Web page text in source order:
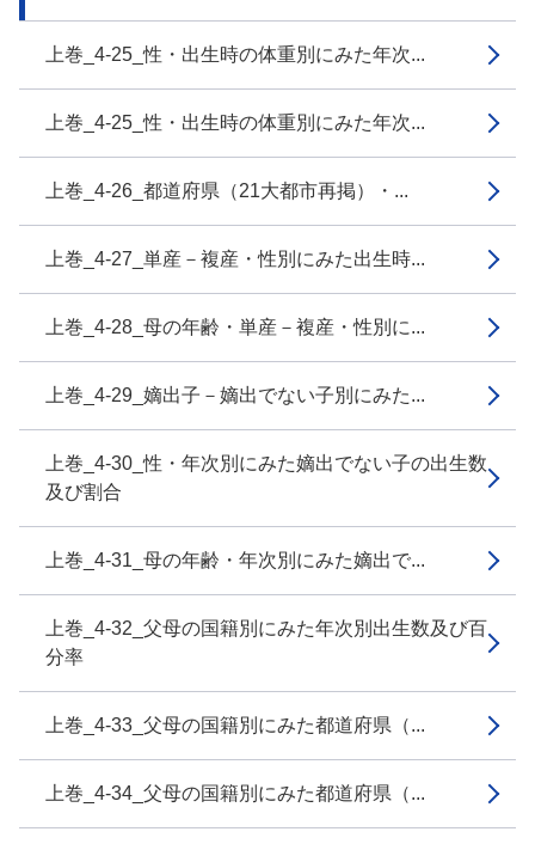
上巻_4-25_性・出生時の体重別にみた年次...
上巻_4-25_性・出生時の体重別にみた年次...
上巻_4-26_都道府県（21大都市再掲）・...
上巻_4-27_単産－複産・性別にみた出生時...
上巻_4-28_母の年齢・単産－複産・性別に...
上巻_4-29_嫡出子－嫡出でない子別にみた...
上巻_4-30_性・年次別にみた嫡出でない子の出生数
及び割合
上巻_4-31_母の年齢・年次別にみた嫡出で...
上巻_4-32_父母の国籍別にみた年次別出生数及び百
分率
上巻_4-33_父母の国籍別にみた都道府県（...
上巻_4-34_父母の国籍別にみた都道府県（...